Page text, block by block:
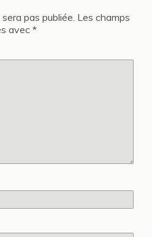
pas publiée. Les champs
avec *